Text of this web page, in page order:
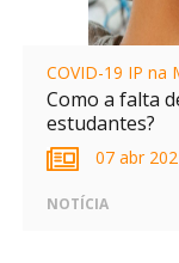
COVID-19 IP na
Como a falta
estudantes?
07 abr
NOTÍCIA